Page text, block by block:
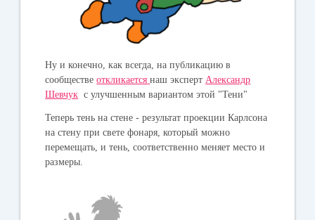
Ну и конечно, как всегда, на публикацию в
сообществеоткликаетсянаш эксперт Александр
Шевчук с улучшенным вариантом этой "Тени"
Теперь тень на стене - результат проекции Карлсона
на стену при свете фонаря, который можно
перемещать, и тень, соответственно меняет место и
размеры.